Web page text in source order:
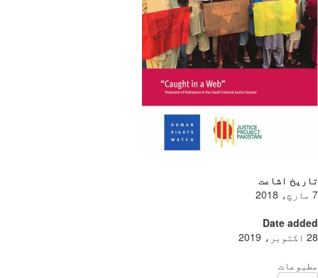
اشاعت
Date